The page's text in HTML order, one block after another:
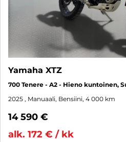
Yamaha XTZ
700 Tenere - A2 - Hieno kuntoinen,
2025 , Manuaali, Bensiini, 4 000 km
14 590 €
alk. 172 € / kk